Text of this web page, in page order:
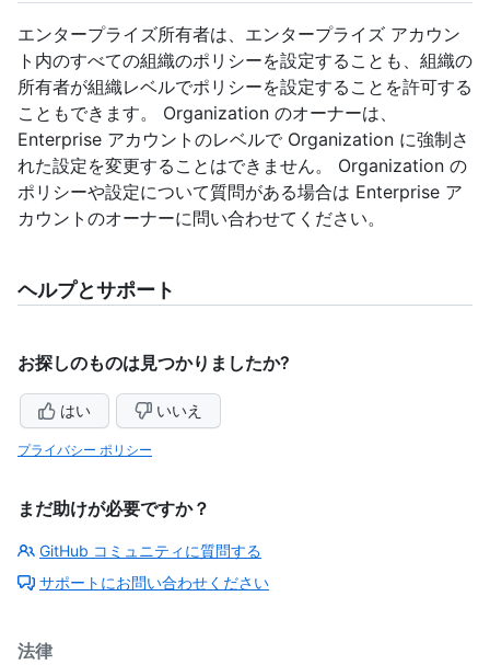
エンタープライズ所有者は、エンタープライズ アカウン
ト内のすべての組織のポリシーを設定することも、組織の
所有者が組織レベルでポリシーを設定することを許可する
こともできます。 Organization のオーナーは、
Enterprise アカウントのレベルで Organization に強制さ
れた設定を変更することはできません。 Organization の
ポリシーや設定について質問がある場合は Enterprise ア
カウントのオーナーに問い合わせてください。
ヘルプとサポート
お探しのものは見つかりましたか?
はい いいえ
プライバシー ポリシー
まだ助けが必要ですか？
GitHub コミュニティに質問する
サポートにお問い合わせください
法律